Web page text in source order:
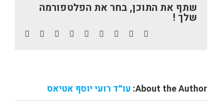
שתף את התוכן, בחר את הפלטפורמה
שלך !
facebook
twitter
linkedin
reddit
whatsapp
tumblr
pinterest
About the Author: עו״ד רועי יוסף אטיאס